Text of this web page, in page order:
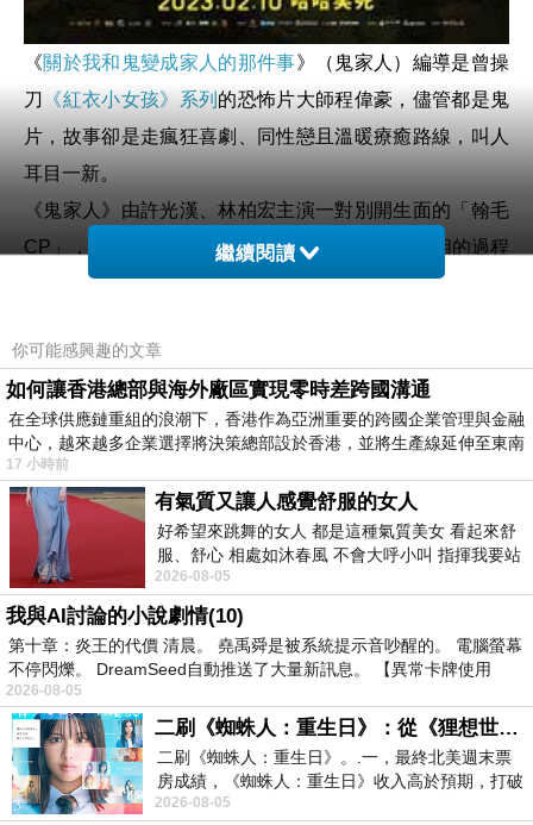
《關於我和鬼變成家人的那件事》（鬼家人）編導是曾操
刀
《紅衣小女孩》系列 的恐怖片大師程偉豪，儘管都是鬼
片，故事卻是走瘋狂喜劇、同性戀且溫暖療癒路線，叫人
耳目一新。
《鬼家人》由許光漢、林柏宏主演一對別開生面的「翰毛
CP」，因為陰錯陽差的冥婚安排，在找尋辦案真相的過程
中，譜出一段人鬼情誼。劇情講述熱血積極又衝動辦案的
包，沒想到卻牽起他與車禍過世的同志新手鬼毛毛（林柏
宏飾）姻緣。明翰答應為毛毛緝兇的最後心願，甚至被他
附身來完成自己未了的心願，而毛毛則在誤打誤撞中助明
翰勇破緝毒案，過程中明翰意外被警方通緝。在黑幫追殺
及警方通緝的雙重壓力下，他們展開一場跌宕起伏之旅。
這對「翰毛 CP」絕對是全片的焦點，許光漢不計形象，
在大街裸奔，全裸跳鋼管，唱跳蔡依林的經典歌「舞
孃」。林柏宏飾演「死掉的Gay」，挑戰不同的撒嬌動作
兼矯情言語，與恐同又怕鬼的許光漢鬥智鬥力，變成歡喜
冤家的「鬼家人」，你來我往拼演技，很有默契。一開始
覺得他們演戲太用力，後來明翰不時要切換成毛毛，許光
漢拿捏得相當精準，而林柏宏也細膩到位，不會把恐同位
VS矯情感做到惹人發噱的地步，兩人感情隨時間變得深
繼續閱讀
你可能感興趣的文章
如何讓香港總部與海外廠區實現零時差跨國溝通
在全球供應鏈重組的浪潮下，香港作為亞洲重要的跨國企業管理與金融
中心，越來越多企業選擇將決策總部設於香港，並將生產線延伸至東南
17 小時前
有氣質又讓人感覺舒服的女人
好希望來跳舞的女人 都是這種氣質美女 看起來舒
服、舒心 相處如沐春風 不會大呼小叫 指揮我要站
哪個位子 妳老幾？？
2026-08-05
我與AI討論的小說劇情(10)
第十章：炎王的代價 清晨。 堯禹舜是被系統提示音吵醒的。 電腦螢幕
不停閃爍。 DreamSeed自動推送了大量新訊息。 【異常卡牌使用
2026-08-05
二刷《蜘蛛人：重生日》：從《狸想世界》到《怪奇物語》
二刷《蜘蛛人：重生日》。.一，最終北美週末票
房成績，《蜘蛛人：重生日》收入高於預期，打破
《復仇者聯盟：終局之戰》記錄，成為
2026-08-05